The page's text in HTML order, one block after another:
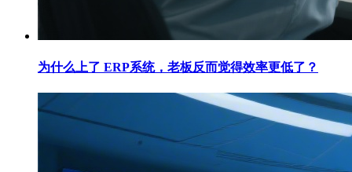
为什么上了 ERP系统，老板反而觉得效率更低了？